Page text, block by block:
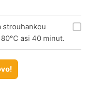
strouhankou
asi 40 minut.